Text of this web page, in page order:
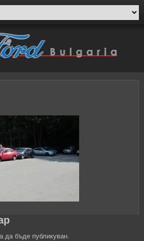
да бъде публикуван.